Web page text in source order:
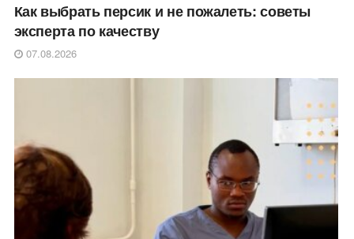
Как выбрать персик и не пожалеть: советы
эксперта по качеству
07.08.2026